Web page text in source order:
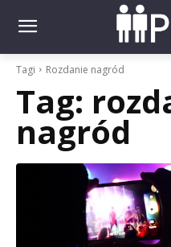
Tagi Rozdanie nagród
Tag:
nagród